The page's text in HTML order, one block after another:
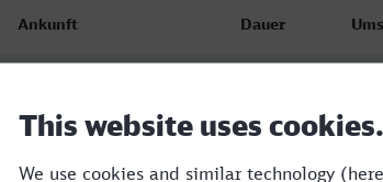
Ankunft Dauer
15.08.26
09:32